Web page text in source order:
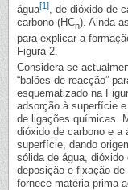
água[1], de dióxido de
carbono (HCn). Ainda
para explicar a
Figura 2.
Considera-se
“balões de reacção”
esquematizado na
adsorção à superfície
de ligações químicas.
dióxido de carbono e a
superfície, dando
sólida de água, dióxido
deposição e fixação
fornece matéria-prima